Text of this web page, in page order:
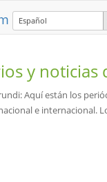
Español
y noticias
Aquí están los
e internacional.